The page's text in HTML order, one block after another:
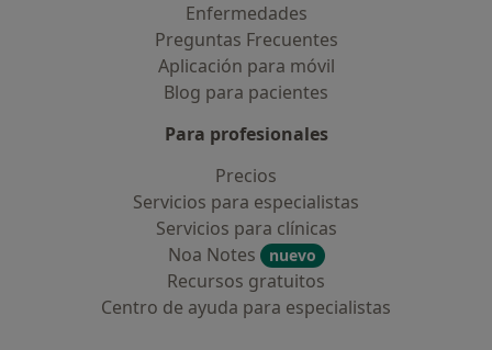
Enfermedades
Preguntas Frecuentes
Aplicación para móvil
Blog para pacientes
Para profesionales
Precios
Servicios para especialistas
Servicios para clínicas
Noa Notes
nuevo
Recursos gratuitos
Centro de ayuda para especialistas